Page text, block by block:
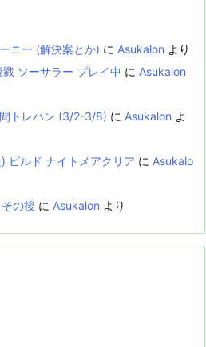
ニー (解決案とか) に Asukalon より
ソーサラー プレイ中 に Asukalon
トレハン (3/2-3/8) に Asukalon よ
ビルド ナイトメアクリア に Asukalo
の後 に Asukalon より